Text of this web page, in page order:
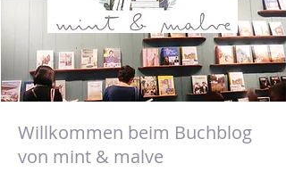
Willkommen beim Buchblog
von mint & malve